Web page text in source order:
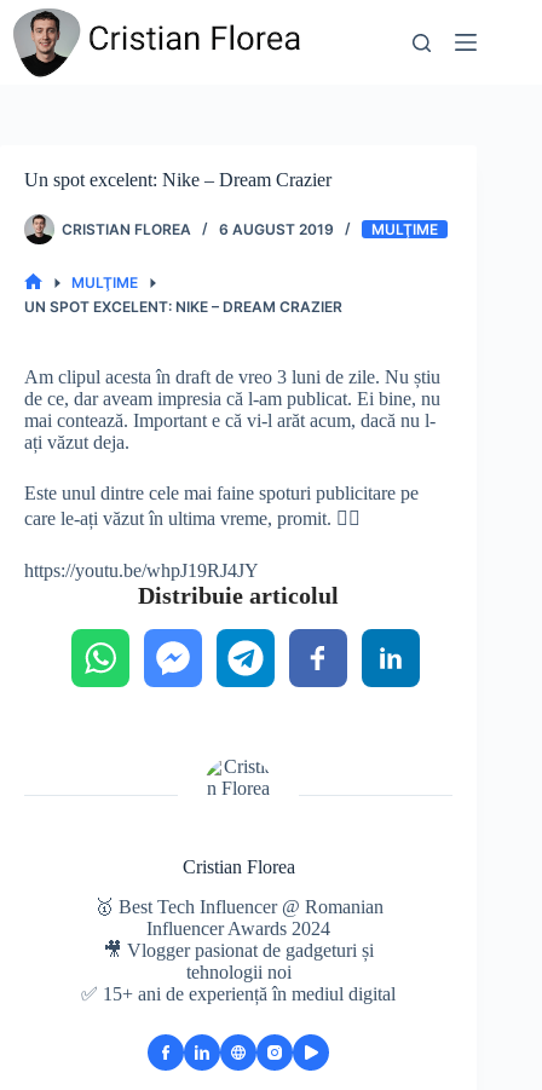
Sari
conținut
Un spot excelent: Nike – Dream Crazier
CRISTIAN FLOREA 6 AUGUST 2019 MULŢIME
PRIMA
MULŢIME
UN SPOT EXCELENT: NIKE – DREAM CRAZIER
Am clipul acesta în draft de vreo 3 luni de zile. Nu știu
de ce, dar aveam impresia că l-am publicat. Ei bine, nu
mai contează. Important e că vi-l arăt acum, dacă nu l-
ați văzut deja.
Este unul dintre cele mai faine spoturi publicitare pe
care le-ați văzut în ultima vreme, promit. 👇🏻
https://youtu.be/whpJ19RJ4JY
Distribuie articolul
Cristian Florea
🥇 Best Tech Influencer @ Romanian
Influencer Awards 2024
🎥 Vlogger pasionat de gadgeturi și
tehnologii noi
✅ 15+ ani de experiență în mediul digital